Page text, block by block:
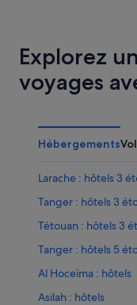
Explorez
voyages
Hébergements
Larache : hôtels 3
Tanger : hôtels 3
Tétouan : hôtels 3
Tanger : hôtels 5
Al Hoceïma : hôtels
Asilah : hôtels